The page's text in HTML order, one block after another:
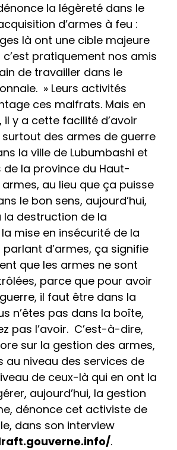
la légèreté dans le
d’armes à feu :
là ont une cible majeure
pratiquement nos amis
de travailler dans le
» Leurs activités
ces malfrats. Mais en
il y a cette facilité d’avoir
des armes de guerre
la ville de Lubumbashi et
de la province du Haut-
au lieu que ça puisse
le bon sens, aujourd’hui,
la destruction de la
mise en insécurité de la
parlant d’armes, ça signifie
que les armes ne sont
parce que pour avoir
il faut être dans la
n’êtes pas dans la boîte,
pas l’avoir. C’est-à-dire,
sur la gestion des armes,
au niveau des services de
de ceux-là qui en ont la
aujourd’hui, la gestion
dénonce cet activiste de
dans son interview
.